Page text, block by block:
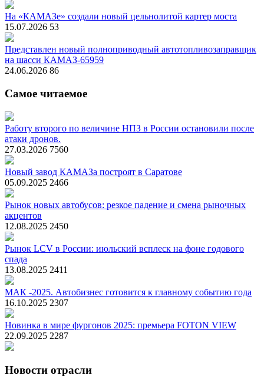
На «КАМАЗе» создали новый цельнолитой картер моста
15.07.2026 53
Представлен новый полноприводный автотопливозаправщик
на шасси КАМАЗ-65959
24.06.2026 86
Самое читаемое
Работу второго по величине НПЗ в России остановили после
атаки дронов.
27.03.2026 7560
Новый завод КАМАЗа построят в Саратове
05.09.2025 2466
Рынок новых автобусов: резкое падение и смена рыночных
акцентов
12.08.2025 2450
Рынок LCV в России: июльский всплеск на фоне годового
спада
13.08.2025 2411
МАК -2025. Автобизнес готовится к главному событию года
16.10.2025 2307
Новинка в мире фургонов 2025: премьера FOTON VIEW
22.09.2025 2287
Новости отрасли